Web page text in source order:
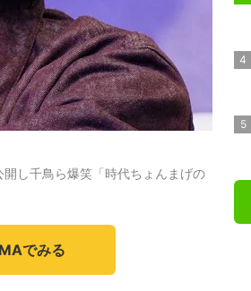
開し千鳥ら爆笑「時代ちょんまげの
でみる